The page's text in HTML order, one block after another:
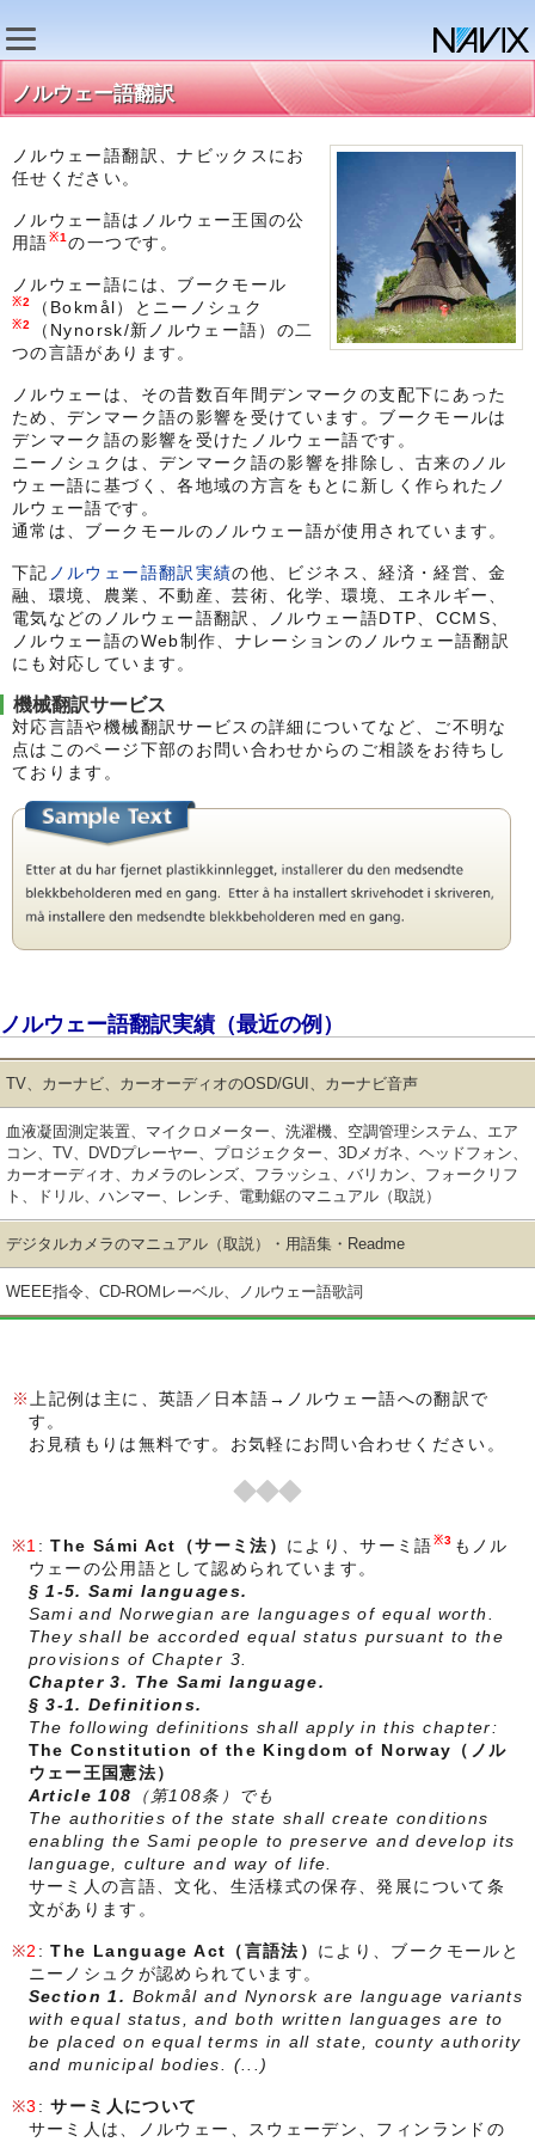
ノルウェー語翻訳
ノルウェー語翻訳、ナビックスにお
任せください。
ノルウェー語はノルウェー王国の公
用語※1 の一つです。
ノルウェー語には、ブークモール
※2 （Bokmål）とニーノシュク
※2
（Nynorsk/新ノルウェー語）の二
つの言語があります。
ノルウェーは、その昔数百年間デンマークの支配下にあった
ため、デンマーク語の影響を受けています。ブークモールは
デンマーク語の影響を受けたノルウェー語です。
ニーノシュクは、デンマーク語の影響を排除し、古来のノル
ウェー語に基づく、各地域の方言をもとに新しく作られたノ
ルウェー語です。
通常は、ブークモールのノルウェー語が使用されています。
下記 ノルウェー語翻訳実績の他、ビジネス、経済・経営、金
融、環境、農業、不動産、芸術、化学、環境、エネルギー、
電気などのノルウェー語翻訳、ノルウェー語DTP、CCMS、
ノルウェー語のWeb制作、ナレーションのノルウェー語翻訳
にも対応しています。
機械翻訳サービス
対応言語や機械翻訳サービスの詳細についてなど、ご不明な
点はこのページ下部のお問い合わせからのご相談をお待ちし
ております。
ノルウェー語翻訳実績（最近の例）
TV、カーナビ、カーオーディオのOSD/GUI、カーナビ音声
血液凝固測定装置、マイクロメーター、洗濯機、空調管理システム、エア
コン、TV、DVDプレーヤー、プロジェクター、3Dメガネ、ヘッドフォン、
カーオーディオ、カメラのレンズ、フラッシュ、バリカン、フォークリフ
ト、ドリル、ハンマー、レンチ、電動鋸のマニュアル（取説）
デジタルカメラのマニュアル（取説）・用語集・Readme
WEEE指令、CD-ROMレーベル、ノルウェー語歌詞
上記例は主に、英語／日本語→ノルウェー語への翻訳で
す。
お見積もりは無料です。お気軽にお問い合わせください。
1 :The Sámi Act（サーミ法） により、サーミ語※3 もノル
ウェーの公用語として認められています。
§ 1-5. Sami languages.
Sami and Norwegian are languages of equal worth.
They shall be accorded equal status pursuant to the
provisions of Chapter 3.
Chapter 3. The Sami language.
§ 3-1. Definitions.
The following definitions shall apply in this chapter:
The Constitution of the Kingdom of Norway（ノル
ウェー王国憲法）
Article 108
（第108条）でも
The authorities of the state shall create conditions
enabling the Sami people to preserve and develop its
language, culture and way of life.
サーミ人の言語、文化、生活様式の保存、発展について条
文があります。
2 :The Language Act（言語法） により、ブークモールと
ニーノシュクが認められています。
Section 1. Bokmål and Nynorsk are language variants
with equal status, and both written languages are to
be placed on equal terms in all state, county authority
and municipal bodies. (...)
3 :サーミ人について
サーミ人は、ノルウェー、スウェーデン、フィンランドの